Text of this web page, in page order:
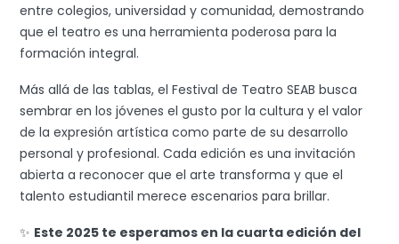
entre colegios, universidad y comunidad, demostrando
que el teatro es una herramienta poderosa para la
formación integral.
Más allá de las tablas, el Festival de Teatro SEAB busca
sembrar en los jóvenes el gusto por la cultura y el valor
de la expresión artística como parte de su desarrollo
personal y profesional. Cada edición es una invitación
abierta a reconocer que el arte transforma y que el
talento estudiantil merece escenarios para brillar.
✨ Este 2025 te esperamos en la cuarta edición del